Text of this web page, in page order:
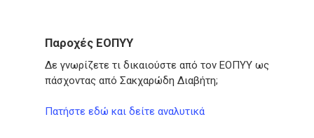
Παροχές ΕΟΠΥΥ
Δε γνωρίζετε τι δικαιούστε από τον ΕΟΠΥΥ ως
πάσχοντας από Σακχαρώδη Διαβήτη;
Πατήστε εδώ και δείτε αναλυτικά